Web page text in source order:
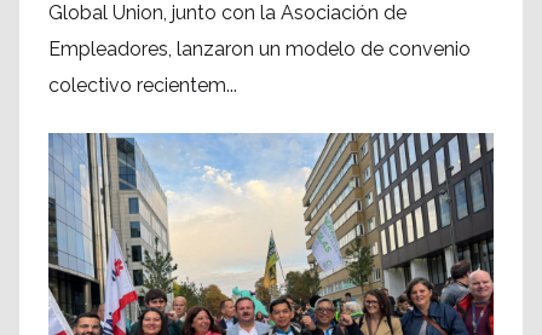
Global Union, junto con la Asociación de
Empleadores, lanzaron un modelo de convenio
colectivo recientem...